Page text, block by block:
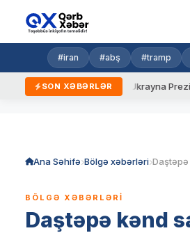
#iran #abş #tramp
SON XƏBƏRLƏR
yeni qaydalar Ukrayna Prezidenti
Ana Səhifə Bölgə xəbərləri
BÖLGƏ XƏBƏRLƏRI
Daştəpə kənd